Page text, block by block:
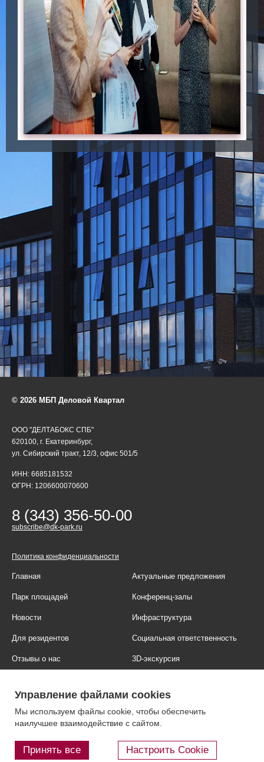
© 2026 МБП Деловой Квартал
ООО "ДЕЛТАБОКС СПБ"
620100, г. Екатеринбург,
ул. Сибирский тракт, 12/3, офис 501/5
ИНН: 6685181532
ОГРН: 1206600070600
8 (343) 356-50-00
subscribe@dk-park.ru
Политика конфиденциальности
Главная Актуальные предложения
Парк площадей Конференц-залы
Новости Инфраструктура
Для резидентов Социальная ответственность
Отзывы о нас 3D-экскурсия
Контакты Блог
Управление файлами cookies
Мы используем файлы cookie, чтобы обеспечить
наилучшее взаимодействие с сайтом.
Принять все Настроить Cookie